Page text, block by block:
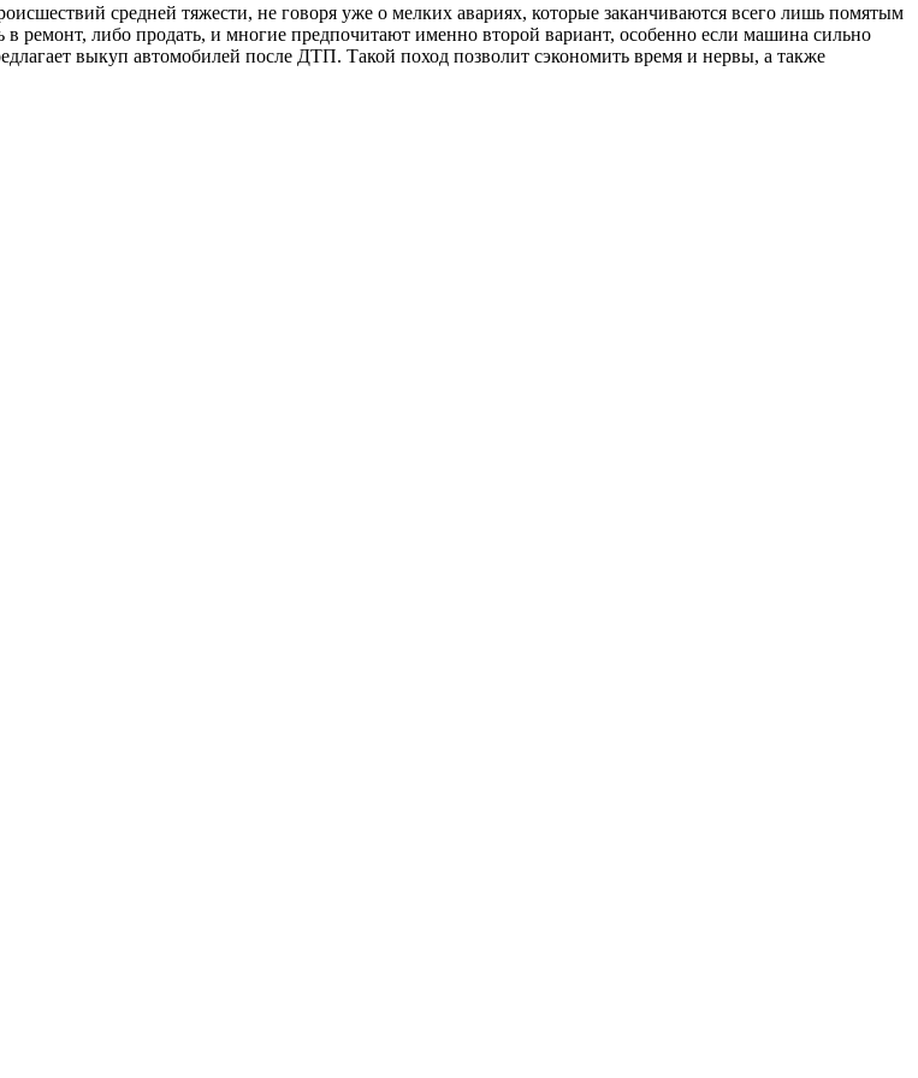
средней тяжести, не говоря уже о мелких авариях, которые заканчиваются всего лишь помятым
ремонт, либо продать, и многие предпочитают именно второй вариант, особенно если машина сильно
выкуп автомобилей после ДТП. Такой поход позволит сэкономить время и нервы, а также